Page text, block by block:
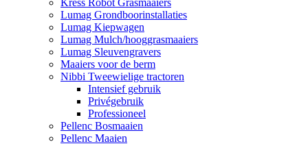
Lumag Grondboorinstallaties
Lumag Kiepwagen
Lumag Mulch/hooggrasmaaiers
Lumag Sleuvengravers
Maaiers voor de berm
Nibbi Tweewielige tractoren
Intensief gebruik
Privégebruik
Professioneel
Pellenc Bosmaaien
Pellenc Maaien